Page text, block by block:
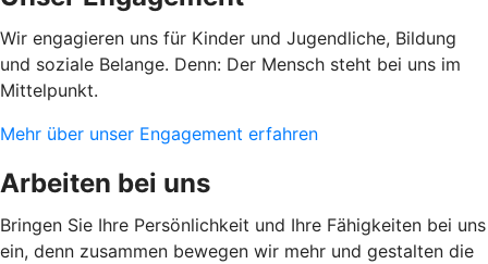
Wir engagieren uns für Kinder und Jugendliche, Bildung
und soziale Belange. Denn: Der Mensch steht bei uns im
Mittelpunkt.
Mehr über unser Engagement erfahren
Arbeiten bei uns
Bringen Sie Ihre Persönlichkeit und Ihre Fähigkeiten bei uns
ein, denn zusammen bewegen wir mehr und gestalten die